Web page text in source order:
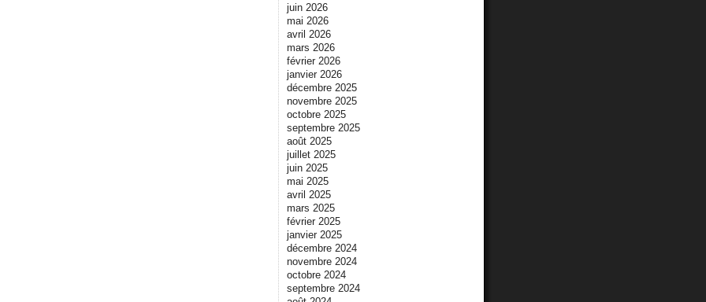
juin 2026
mai 2026
avril 2026
mars 2026
février 2026
janvier 2026
décembre 2025
novembre 2025
octobre 2025
septembre 2025
août 2025
juillet 2025
juin 2025
mai 2025
avril 2025
mars 2025
février 2025
janvier 2025
décembre 2024
novembre 2024
octobre 2024
septembre 2024